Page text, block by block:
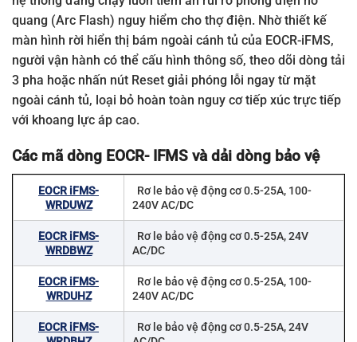
quang (Arc Flash) nguy hiểm cho thợ điện. Nhờ thiết kế
màn hình rời hiển thị bám ngoài cánh tủ của EOCR-iFMS,
người vận hành có thể cấu hình thông số, theo dõi dòng tải
3 pha hoặc nhấn nút Reset giải phóng lỗi ngay từ mặt
ngoài cánh tủ, loại bỏ hoàn toàn nguy cơ tiếp xúc trực tiếp
với khoang lực áp cao.
Các mã dòng EOCR- IFMS và dải dòng bảo vệ
EOCR iFMS-
WRDUWZ
Rơ le bảo vệ động cơ 0.5-25A, 100-
240V AC/DC
EOCR iFMS-
WRDBWZ
Rơ le bảo vệ động cơ 0.5-25A, 24V
AC/DC
EOCR iFMS-
WRDUHZ
Rơ le bảo vệ động cơ 0.5-25A, 100-
240V AC/DC
EOCR iFMS-
Rơ le bảo vệ động cơ 0.5-25A, 24V